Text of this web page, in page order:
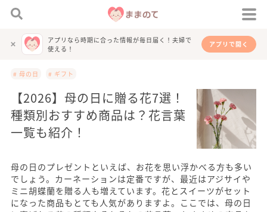
アプリなら時期に合った情報が毎日届く！夫婦で
使える！
アプリで開く
# 母の日 # ギフト
【2026】母の日に贈る花7選！
種類別おすすめ商品は？花言葉
一覧も紹介！
母の日のプレゼントといえば、お花を思い浮かべる方も多い
でしょう。カーネーションは定番ですが、最近はアジサイや
ミニ胡蝶蘭を贈る人も増えています。花とスイーツがセット
になった商品もとても人気がありますよ。ここでは、母の日